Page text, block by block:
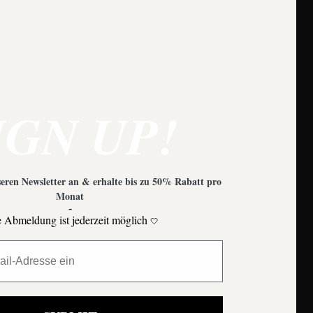
Newsletter an & erhalte bis zu 50% Rabatt pro
Monat
-
Abmeldung ist jederzeit möglich 🤍